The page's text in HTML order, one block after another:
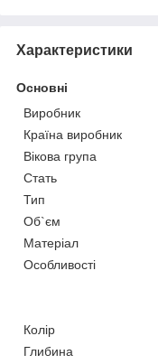
Характеристики
Основні
Виробник
Країна виробник
Вікова група
Стать
Тип
Об`єм
Матеріал
Особливості
Колір
Глибина